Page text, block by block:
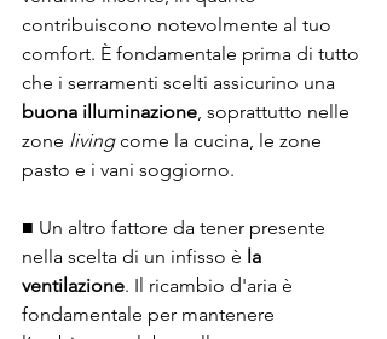
contribuiscono notevolmente al tuo
comfort. È fondamentale prima di tutto
che i serramenti scelti assicurino una
buona illuminazione, soprattutto nelle
zone living come la cucina, le zone
pasto e i vani soggiorno.
■ Un altro fattore da tener presente
nella scelta di un infisso è la
ventilazione. Il ricambio d'aria è
fondamentale per mantenere